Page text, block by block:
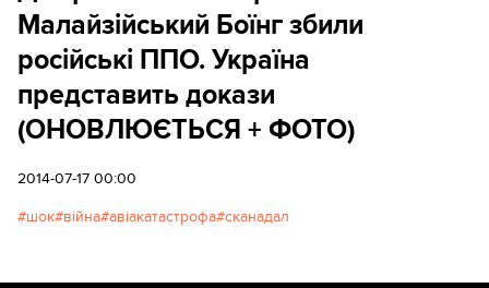
Малайзійський Боїнг збили
російські ППО. Україна
представить докази
(ОНОВЛЮЄТЬСЯ + ФОТО)
2014-07-17 00:00
шок війна авіакатастрофа сканадал